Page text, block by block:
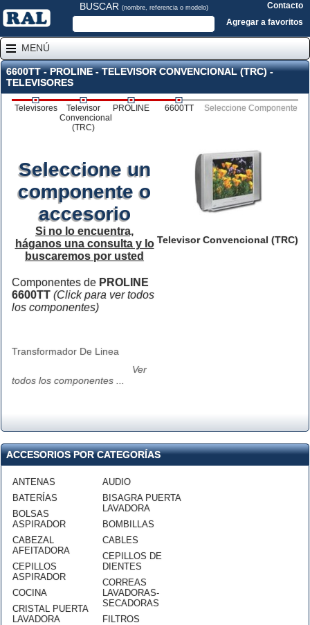
BUSCAR (nombre, referencia o modelo)
Contacto
Agregar a favoritos
MENÚ
6600TT - PROLINE - TELEVISOR CONVENCIONAL (TRC) -
TELEVISORES
Televisores
Televisor
Convencional
(TRC)
PROLINE 6600TT Seleccione Componente
Televisor Convencional (TRC)
Seleccione un
componente o
accesorio
Si no lo encuentra,
háganos una consulta y lo
buscaremos por usted
Componentes de PROLINE
6600TT (Click para ver todos
los componentes)
Transformador De Linea
Ver
todos los componentes ...
ACCESORIOS POR CATEGORÍAS
ANTENAS
BATERÍAS
BOLSAS
ASPIRADOR
CABEZAL
AFEITADORA
CEPILLOS
ASPIRADOR
COCINA
CRISTAL PUERTA
LAVADORA
AUDIO
BISAGRA PUERTA
LAVADORA
BOMBILLAS
CABLES
CEPILLOS DE
DIENTES
CORREAS
LAVADORAS-
SECADORAS
FILTROS